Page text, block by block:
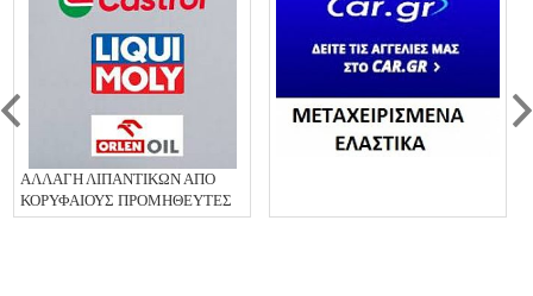
ΑΛΛΑΓΗ ΛΙΠΑΝΤΙΚΩΝ ΑΠΟ
ΚΟΡΥΦΑΙΟΥΣ ΠΡΟΜΗΘΕΥΤΕΣ